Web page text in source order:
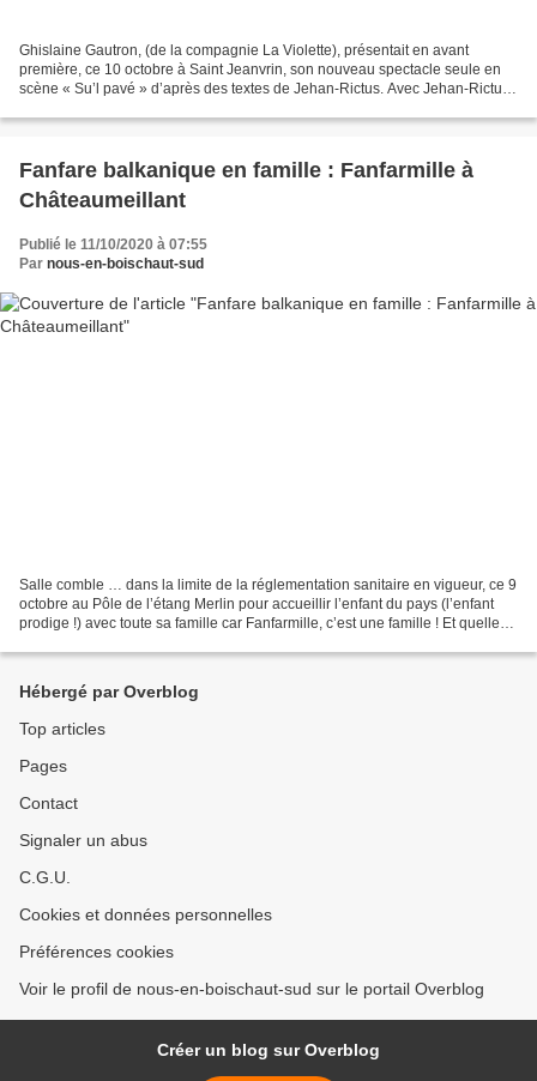
Ghislaine Gautron, (de la compagnie La Violette), présentait en avant
première, ce 10 octobre à Saint Jeanvrin, son nouveau spectacle seule en
scène « Su’l pavé » d’après des textes de Jehan-Rictus. Avec Jehan-Rictus
Fanfare balkanique en famille : Fanfarmille à
Châteaumeillant
Publié le 11/10/2020 à 07:55
Par nous-en-boischaut-sud
Salle comble … dans la limite de la réglementation sanitaire en vigueur, ce 9
octobre au Pôle de l’étang Merlin pour accueillir l’enfant du pays (l’enfant
prodige !) avec toute sa famille car Fanfarmille, c’est une famille ! Et quelle
Hébergé par Overblog
Top articles
Pages
Contact
Signaler un abus
C.G.U.
Cookies et données personnelles
Préférences cookies
Voir le profil de nous-en-boischaut-sud sur le portail Overblog
Créer un blog sur Overblog